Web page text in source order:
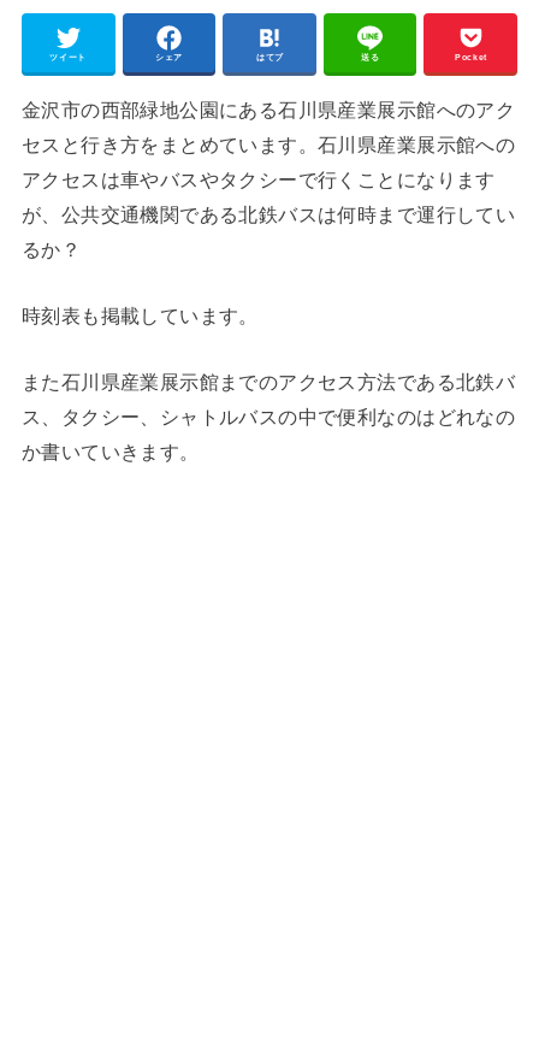
ツイート シェア はてブ 送る Pocket
金沢市の西部緑地公園にある石川県産業展示館へのアク
セスと行き方をまとめています。石川県産業展示館への
アクセスは車やバスやタクシーで行くことになります
が、公共交通機関である北鉄バスは何時まで運行してい
るか？
時刻表も掲載しています。
また石川県産業展示館までのアクセス方法である北鉄バ
ス、タクシー、シャトルバスの中で便利なのはどれなの
か書いていきます。